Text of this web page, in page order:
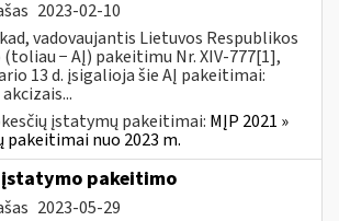
2023-02-10
vadovaujantis Lietuvos Respublikos
− AĮ) pakeitimu Nr. XIV-777[1],
13 d. įsigalioja šie AĮ pakeitimai:
įstatymų pakeitimai: MĮP 2021 »
pakeitimai nuo 2023 m.
įstatymo pakeitimo
2023-05-29